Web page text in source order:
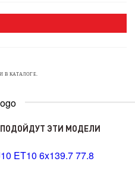
В КАТАЛОГЕ.
ЭТИ МОДЕЛИ